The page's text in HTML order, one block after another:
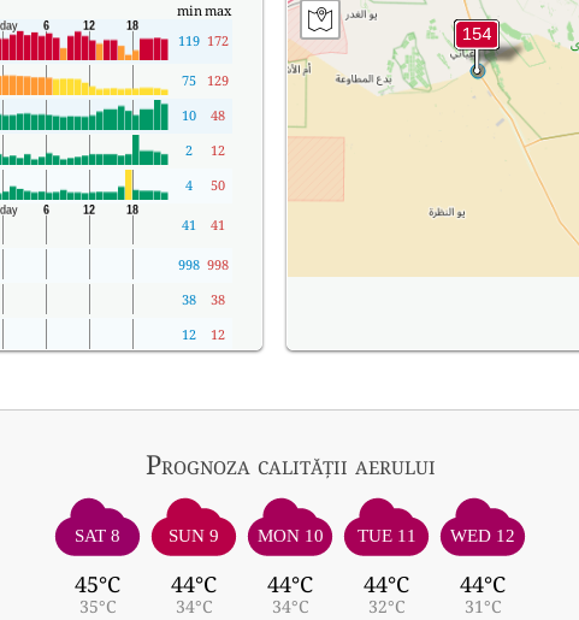
minmax
119 172
75
129
10
48
2
12
4 50
41 41
998 998
38
38
12 12
Prognoza calității aerului
SAT 8
45°C
35°C
SUN 9
44°C
34°C
MON 10
44°C
34°C
TUE 11
44°C
32°C
WED 12
44°C
31°C